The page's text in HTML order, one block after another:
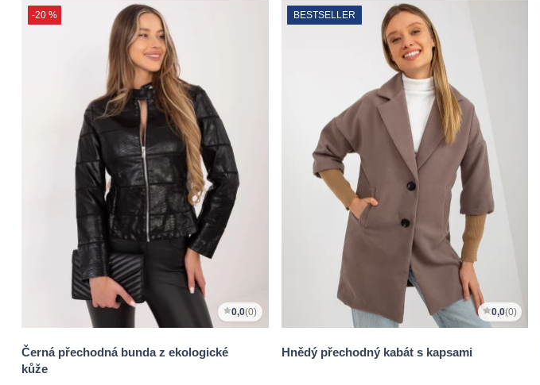
-20 %
0,0(0)
Černá přechodná bunda z ekologické
kůže
BESTSELLER
0,0(0)
Hnědý přechodný kabát s kapsami